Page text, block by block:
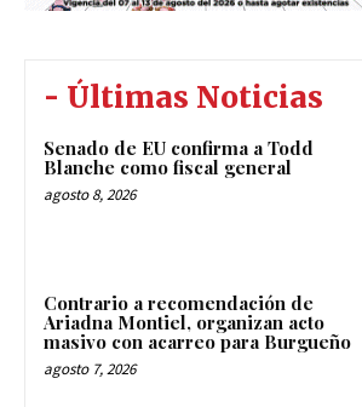
- Últimas Noticias
Senado de EU confirma a Todd
Blanche como fiscal general
agosto 8, 2026
Contrario a recomendación de
Ariadna Montiel, organizan acto
masivo con acarreo para Burgueño
agosto 7, 2026